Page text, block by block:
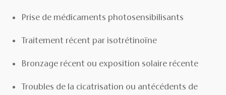
Prise de médicaments photosensibilisants
Traitement récent par isotrétinoïne
Bronzage récent ou exposition solaire récente
Troubles de la cicatrisation ou antécédents de